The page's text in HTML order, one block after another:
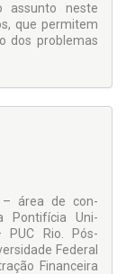
neste
que permitem
dos problemas
– área de con­
Pontifícia Uni­
Rio. Pós-
Federal
Financeira